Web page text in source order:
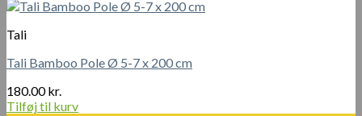
Tali
Tali Bamboo Pole Ø 5-7 x 200 cm
180.00kr.
Tilføj til kurv